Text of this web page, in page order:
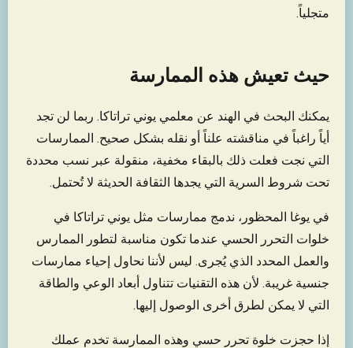
متجلياً.
حيث تعيش هذه الممارسة
يمكنك البحث في الهند عن معلمي يوني تراتاكا. ربما لن تجد
أياً راغباً في مناقشته علناً أو نقله بشكل صحيح. الممارسات
التي نجت فعلت ذلك بالبقاء مخفية، منقولة عبر نسب محددة
تحت شروط السرية التي يجدها الثقافة الحديثة لا تُحتمل.
في يوغا المحظور، ندمج ممارسات مثل يوني تراتاكا في
خلوات التحرر الحسي عندما تكون مناسبة لتطور الممارس
والعمل المحدد الذي يُجرى. ليس لأننا نحاول إحياء ممارسات
جنسية غريبة. لأن هذه التقنيات تتناول أبعاد الوعي والطاقة
التي لا يمكن لطرق أخرى الوصول إليها.
إذا حجزت خلوة تحرر حسي وهذه الممارسة تخدم عملك